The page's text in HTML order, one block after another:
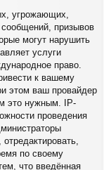
угрожающих,
призывов
могут нарушить
услуги
право.
к вашему
этом ваш провайдер
это нужным. IP-
проведения
по своему
что введённая